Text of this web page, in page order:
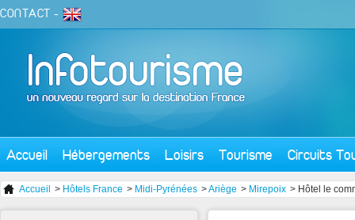
CONTACT -
Accueil Hébergements Loisirs Tourisme Circuits
Accueil > Hôtels France > Midi-Pyrénées >Ariège > Mirepoix > Hôtel le